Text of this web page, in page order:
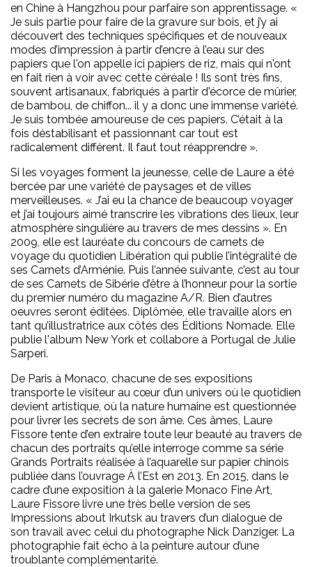
en Chine à Hangzhou pour parfaire son apprentissage. «
Je suis partie pour faire de la gravure sur bois, et j’y ai
découvert des techniques spécifiques et de nouveaux
modes d’impression à partir d’encre à l’eau sur des
papiers que l'on appelle ici papiers de riz, mais qui n'ont
en fait rien à voir avec cette céréale ! Ils sont très fins,
souvent artisanaux, fabriqués à partir d'écorce de mûrier,
de bambou, de chiffon... il y a donc une immense variété.
Je suis tombée amoureuse de ces papiers. C’était à la
fois déstabilisant et passionnant car tout est
radicalement différent. Il faut tout réapprendre ».
Si les voyages forment la jeunesse, celle de Laure a été
bercée par une variété de paysages et de villes
merveilleuses. « J’ai eu la chance de beaucoup voyager
et j’ai toujours aimé transcrire les vibrations des lieux, leur
atmosphère singulière au travers de mes dessins ». En
2009, elle est lauréate du concours de carnets de
voyage du quotidien Libération qui publie l’intégralité de
ses Carnets d’Arménie. Puis l’année suivante, c’est au tour
de ses Carnets de Sibérie d’être à l’honneur pour la sortie
du premier numéro du magazine A/R. Bien d’autres
oeuvres seront éditées. Diplômée, elle travaille alors en
tant qu’illustratrice aux côtés des Éditions Nomade. Elle
publie l'album New York et collabore à Portugal de Julie
Sarperi.
De Paris à Monaco, chacune de ses expositions
transporte le visiteur au cœur d’un univers où le quotidien
devient artistique, où la nature humaine est questionnée
pour livrer les secrets de son âme. Ces âmes, Laure
Fissore tente d’en extraire toute leur beauté au travers de
chacun des portraits qu’elle interroge comme sa série
Grands Portraits réalisée à l’aquarelle sur papier chinois
publiée dans l’ouvrage À l’Est en 2013. En 2015, dans le
cadre d’une exposition à la galerie Monaco Fine Art,
Laure Fissore livre une très belle version de ses
Impressions about Irkutsk au travers d’un dialogue de
son travail avec celui du photographe Nick Danziger. La
photographie fait écho à la peinture autour d’une
troublante complémentarité.